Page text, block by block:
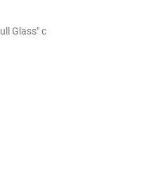
Glass" с